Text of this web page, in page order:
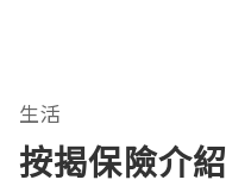
生活
按揭保險介紹